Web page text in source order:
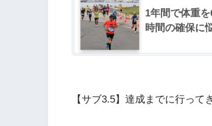
1年間で体重
時間の確保に
【サブ3.5】達成までに行って